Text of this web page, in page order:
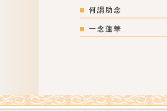
何謂助念
一念蓮華